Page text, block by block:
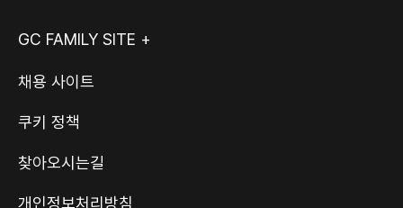
GC FAMILY SITE +
채용 사이트
쿠키 정책
찾아오시는길
개인정보처리방침